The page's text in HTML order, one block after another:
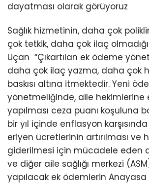
dayatması olarak görüyoruz
Sağlık hizmetinin, daha çok
çok tetkik, daha çok ilaç
Uçan “Çıkartılan ek ödeme
daha çok ilaç yazma, daha çok
baskısı altına itmektedir. Yeni
yönetmeliğinde, aile hekimlerine
yapılması ceza puanı koşuluna
bir yıl içinde enflasyon karşısında
eriyen ücretlerinin artırılması ve
giderilmesi için mücadele eden
ve diğer aile sağlığı merkezi
yapılacak ek ödemlerin Anayasa